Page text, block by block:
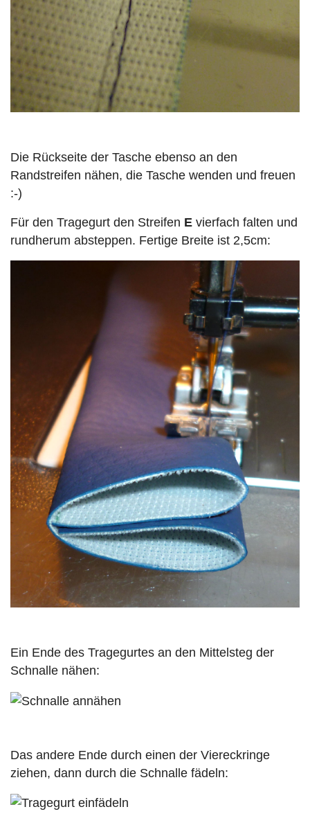
Die Rückseite der Tasche ebenso an den
Randstreifen nähen, die Tasche wenden und freuen
:-)
Für den Tragegurt den Streifen E vierfach falten und
rundherum absteppen. Fertige Breite ist 2,5cm:
Ein Ende des Tragegurtes an den Mittelsteg der
Schnalle nähen:
Das andere Ende durch einen der Viereckringe
ziehen, dann durch die Schnalle fädeln: